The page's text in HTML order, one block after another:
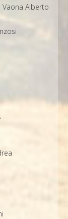
Vaona Alberto